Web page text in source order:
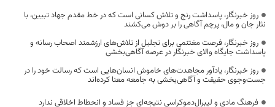
روز خبرنگار، پاسداشت رنج و تلاش کسانی است که در خط مقدم جهاد تبیین، با
نثار جان و مال، پرچم آگاهی را بر دوش می‌کشند
روز خبرنگار، فرصت مغتنمی برای تجلیل از تلاش‌های ارزشمند اصحاب رسانه و
پاسداشت جایگاه والای خبرنگار در عرصه آگاهی‌بخشی
روز خبرنگار، یادآور مجاهدت‌های خاموش انسان‌هایی است که رسالت خود را در
جست‌وجوی حقیقت و آگاهی‌بخشی به جامعه معنا کرده‌اند
فرهنگ مادی و لیبرال‌دموکراسی نتیجه‌ای جز فساد و انحطاط اخلاقی ندارد